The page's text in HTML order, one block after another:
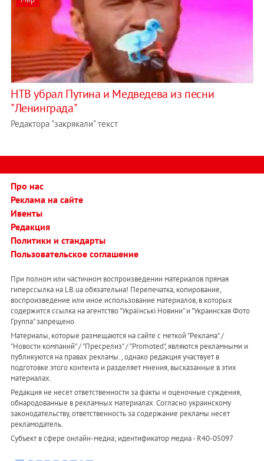
НТВ убрал Путина и Медведева из песни
"Ленинграда"
Редактора "закрякали" текст
Про нас
Реклама на сайте
Ивенты
Редакция
Политики и стандарты
Пользовательское соглашение
При полном или частичном воспроизведении материалов прямая
гиперссылка на LB.ua обязательна! Перепечатка, копирование,
воспроизведение или иное использование материалов, в которых
содержится ссылка на агентство "Українськi Новини" и "Украинская Фото
Группа" запрещено.
Материалы, которые размещаются на сайте с меткой "Реклама" /
"Новости компаний" / "Пресрелиз" / "Promoted", являются рекламными и
публикуются на правах рекламы. , однако редакция участвует в
подготовке этого контента и разделяет мнения, высказанные в этих
материалах.
Редакция не несет ответственности за факты и оценочные суждения,
обнародованные в рекламных материалах. Согласно украинскому
законодательству, ответственность за содержание рекламы несет
рекламодатель.
Субъект в сфере онлайн-медиа; идентификатор медиа - R40-05097